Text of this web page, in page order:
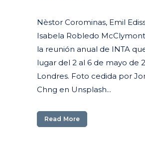
Nèstor Corominas, Emil
Isabela Robledo McClymont
la reunión anual de INTA
lugar del 2 al 6 de mayo de
Londres. Foto cedida por
Chng en Unsplash...
Read More